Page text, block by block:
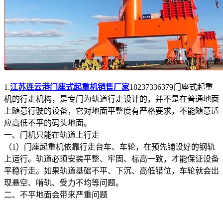
1.江苏连云港门座式起重机销售厂家18237336379门座式起重
机的行走机构，是专门为轨道行走设计的，并不是在普通地面
上随意行驶的设备，它对地面平整度有严格要求，不能随意适
应高低不平的码头地面。
一、门机只能在轨道上行走
（1）门座起重机依靠行走台车、车轮，在预先铺设好的钢轨
上运行。轨道必须安装平整、牢固、标高一致，才能保证设备
平稳行走。如果轨道基础不平、下沉、高低错位，车轮就会出
现悬空、啃轨、受力不均等问题。
二、不平地面会带来严重问题